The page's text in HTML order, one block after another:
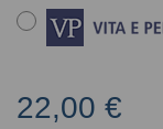
22,00 €